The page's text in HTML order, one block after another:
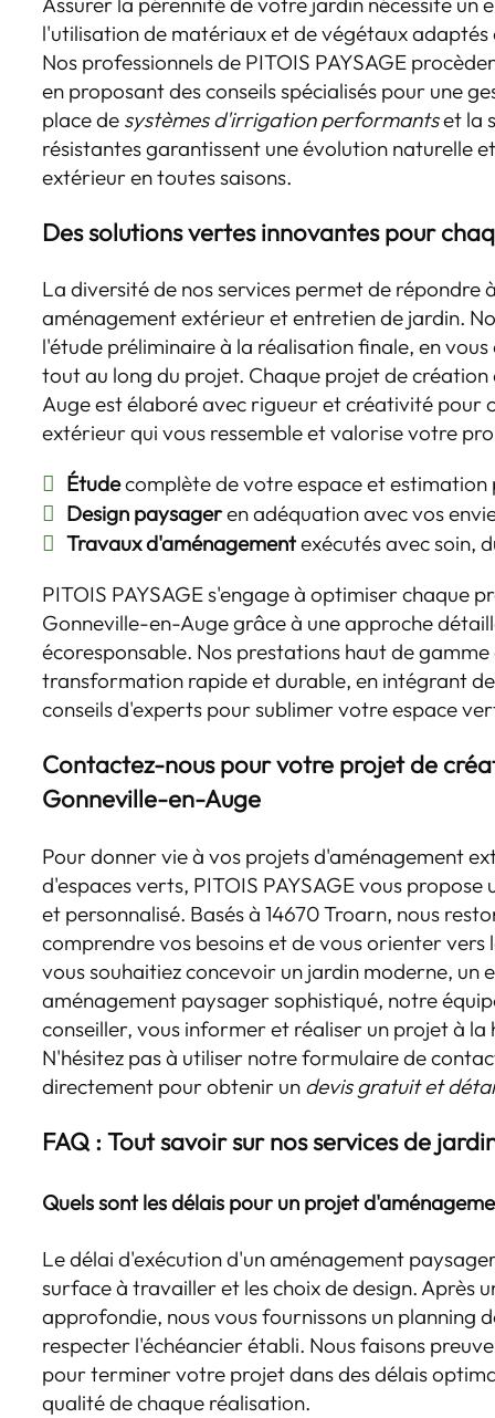
l'utilisation de matériaux et de végétaux
Nos professionnels de PITOIS PAYSAGE
en proposant des conseils spécialisés pour une
place de systèmes d'irrigation performantset la
résistantes garantissent une évolution naturelle
extérieur en toutes saisons.
Des solutions vertes innovantes pour
La diversité de nos services permet de répondre
aménagement extérieur et entretien de jardin.
l'étude préliminaire à la réalisation finale, en
tout au long du projet. Chaque projet de
Auge est élaboré avec rigueur et créativité pour
extérieur qui vous ressemble et valorise votre
Étudecomplète de votre espace et estimation
Design paysageren adéquation avec vos
Travaux d'aménagementexécutés avec soin,
PITOIS PAYSAGE s'engage à optimiser chaque
Gonneville-en-Auge grâce à une approche
écoresponsable. Nos prestations haut de
transformation rapide et durable, en intégrant
conseils d'experts pour sublimer votre espace
Contactez-nous pour votre projet de
Gonneville-en-Auge
Pour donner vie à vos projets d'aménagement
d'espaces verts, PITOIS PAYSAGE vous
et personnalisé. Basés à 14670 Troarn, nous
comprendre vos besoins et de vous orienter vers
vous souhaitiez concevoir un jardin moderne, un
aménagement paysager sophistiqué, notre
conseiller, vous informer et réaliser un projet à la
N'hésitez pas à utiliser notre formulaire de
directement pour obtenir un devis gratuit et
FAQ : Tout savoir sur nos services de
Quels sont les délais pour un projet
Le délai d'exécution d'un aménagement
surface à travailler et les choix de design. Après
approfondie, nous vous fournissons un planning
respecter l'échéancier établi. Nous faisons
pour terminer votre projet dans des délais
qualité de chaque réalisation.